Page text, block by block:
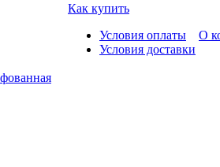
Как купить
Условия оплаты
Условия доставки
О